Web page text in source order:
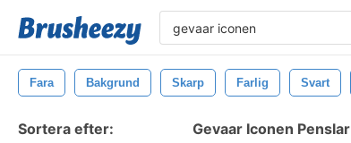
Fara Bakgrund Skarp Farlig Svart
Sortera efter: Gevaar Iconen Penslar